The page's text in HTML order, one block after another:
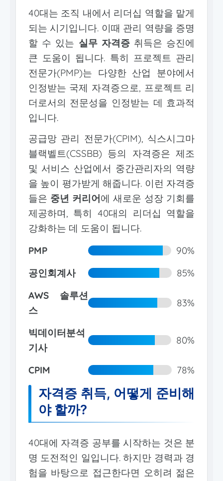
40대는 조직 내에서 리더십 역할을 맡게
되는 시기입니다. 이때 관리 역량을 증명
할 수 있는 실무 자격증취득은 승진에
큰 도움이 됩니다. 특히 프로젝트 관리
전문가(PMP)는 다양한 산업 분야에서
인정받는 국제 자격증으로, 프로젝트 리
더로서의 전문성을 인정받는 데 효과적
입니다.
공급망 관리 전문가(CPIM), 식스시그마
블랙벨트(CSSBB) 등의 자격증은 제조
및 서비스 산업에서 중간관리자의 역량
을 높이 평가받게 해줍니다. 이런 자격증
들은 중년 커리어에 새로운 성장 기회를
제공하며, 특히 40대의 리더십 역할을
강화하는 데 도움이 됩니다.
PMP
90%
공인회계사
85%
AWS 솔루션
스
83%
빅데이터분석
기사
80%
CPIM 78%
자격증 취득, 어떻게 준비해
야 할까?
40대에 자격증 공부를 시작하는 것은 분
명 도전적인 일입니다. 하지만 경력과 경
험을 바탕으로 접근한다면 오히려 젊은